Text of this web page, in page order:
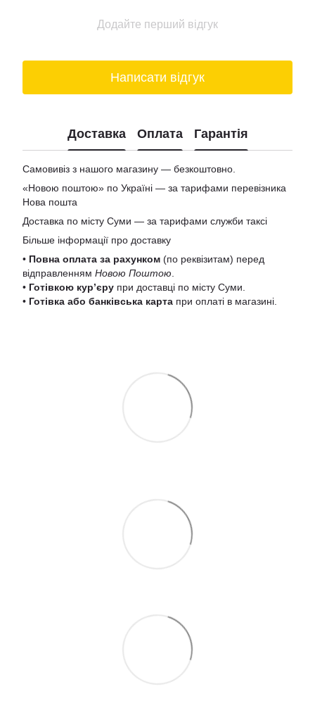
Додайте перший відгук
Написати відгук
Доставка Оплата Гарантія
Самовивіз з нашого магазину — безкоштовно.
«Новою поштою» по Україні — за тарифами перевізника
Нова пошта
Доставка по місту Суми — за тарифами служби таксі
Більше інформації про доставку
• Повна оплата за рахунком (по реквізитам) перед
відправленням Новою Поштою
• Готівкою кур’єру при доставці по місту Суми.
• Готівка або банківська карта при оплаті в магазині.